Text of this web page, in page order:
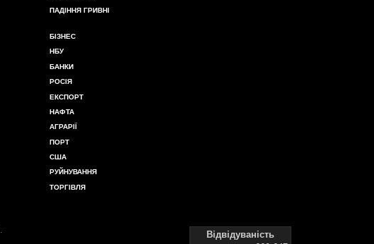
ПАДІННЯ ГРИВНІ
БІЗНЕС
НБУ
БАНКИ
РОСІЯ
ЕКСПОРТ
НАФТА
АГРАРІЇ
ПОРТ
США
РУЙНУВАННЯ
ТОРГІВЛЯ
.
Відвідуваність